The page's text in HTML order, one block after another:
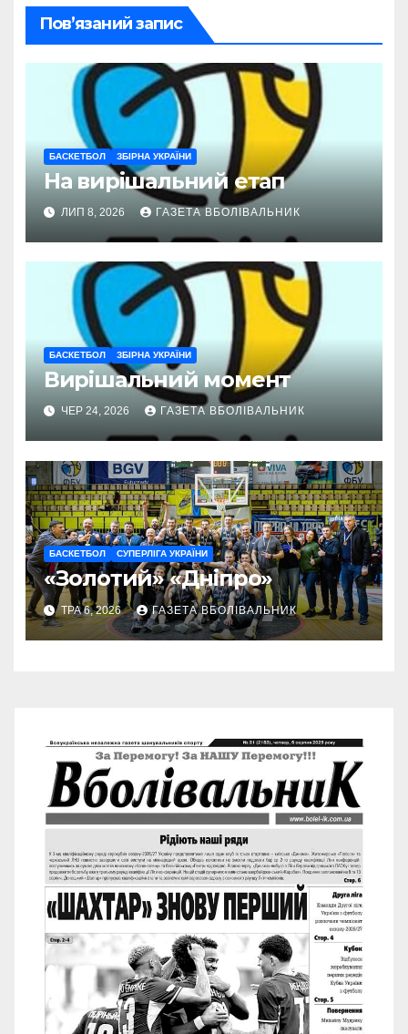
Пов’язаний запис
БАСКЕТБОЛ ЗБІРНА УКРАЇНИ
На вирішальний етап
ЛИП 8, 2026 ГАЗЕТА ВБОЛІВАЛЬНИК
БАСКЕТБОЛ ЗБІРНА УКРАЇНИ
Вирішальний момент
ЧЕР 24, 2026 ГАЗЕТА ВБОЛІВАЛЬНИК
БАСКЕТБОЛ СУПЕРЛІГА УКРАЇНИ
«Золотий» «Дніпро»
ТРА 6, 2026 ГАЗЕТА ВБОЛІВАЛЬНИК